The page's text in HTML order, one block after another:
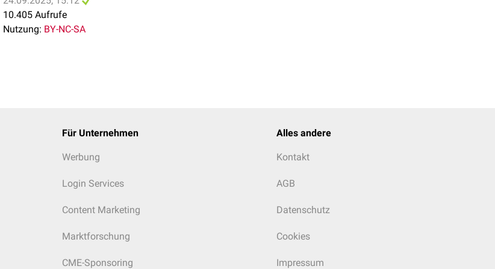
10.405 Aufrufe
Nutzung: BY-NC-SA
Für Unternehmen
Werbung
Login Services
Content Marketing
Marktforschung
CME-Sponsoring
Alles andere
Kontakt
AGB
Datenschutz
Cookies
Impressum